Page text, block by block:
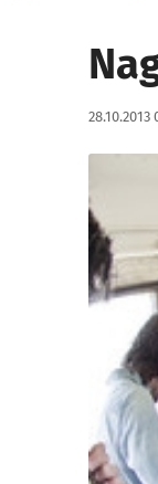
Data
28.10.2013
Kliknij,